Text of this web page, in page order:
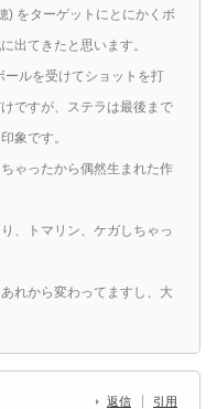
) をターゲットにとにかくボ
出てきたと思います。
ールを受けてショットを打
ですが、ステラは最後まで
象です。
ゃったから偶然生まれた作
、トマリン、ケガしちゃっ
れから変わってますし、大
返信 引用